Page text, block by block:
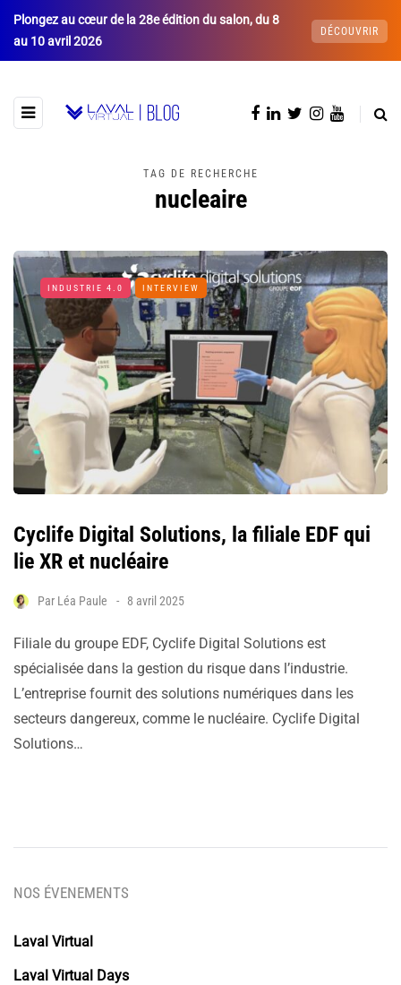
Plongez au cœur de la 28e édition du salon, du 8
au 10 avril 2026
DÉCOUVRIR
TAG DE RECHERCHE
nucleaire
INDUSTRIE 4.0 INTERVIEW
Cyclife Digital Solutions, la filiale EDF qui
lie XR et nucléaire
Par Léa Paule 8 avril 2025
Filiale du groupe EDF, Cyclife Digital Solutions est
spécialisée dans la gestion du risque dans l’industrie.
L’entreprise fournit des solutions numériques dans les
secteurs dangereux, comme le nucléaire. Cyclife Digital
Solutions…
NOS ÉVENEMENTS
Laval Virtual
Laval Virtual Days